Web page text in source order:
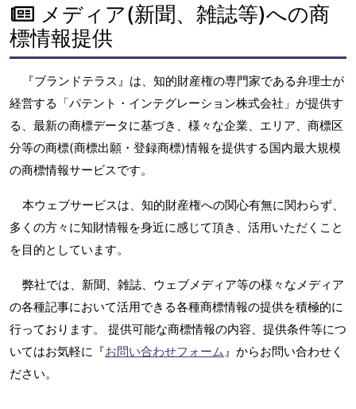
メディア(新聞、雑誌等)への商
標情報提供
『ブランドテラス』は、知的財産権の専門家である弁理士が
経営する「パテント・インテグレーション株式会社」が提供す
る、最新の商標データに基づき、様々な企業、エリア、商標区
分等の商標(商標出願・登録商標)情報を提供する国内最大規模
の商標情報サービスです。
本ウェブサービスは、知的財産権への関心有無に関わらず、
多くの方々に知財情報を身近に感じて頂き、活用いただくこと
を目的としています。
弊社では、新聞、雑誌、ウェブメディア等の様々なメディア
の各種記事において活用できる各種商標情報の提供を積極的に
行っております。 提供可能な商標情報の内容、提供条件等につ
いてはお気軽に『お問い合わせフォーム』からお問い合わせく
ださい。